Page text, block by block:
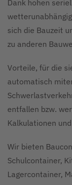
Dank hohen
sich die Bauzeit
zu anderen
Vorteile, für die
automatisch
entfallen bzw.
Kalkulationen
Wir bieten
Schulcontainer,
Lagercontainer,